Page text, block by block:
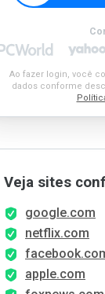
Ao fazer login, você
dados conforme
Veja sites
google.com
netflix.com
apple.com